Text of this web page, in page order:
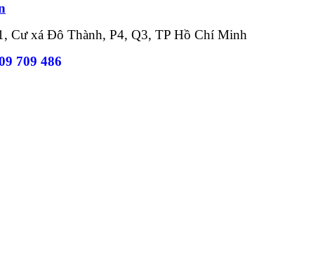
Cư xá Đô Thành, P4, Q3, TP Hồ Chí Minh
709 486